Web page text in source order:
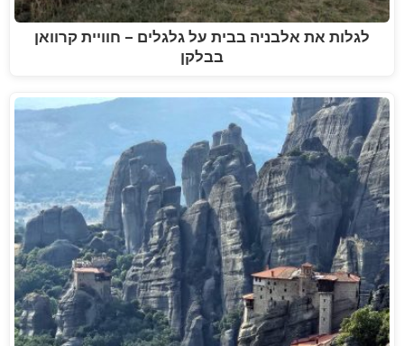
לגלות את אלבניה בבית על גלגלים – חוויית קרוואן
בבלקן